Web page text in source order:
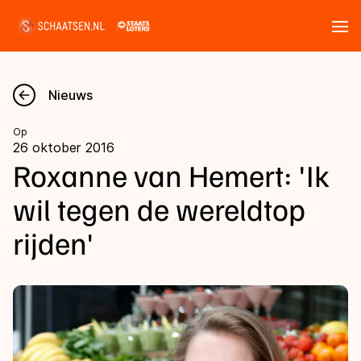
Nieuws
Kalender
Disciplines
Marathon
Inlineskaten
Uitslagen
Langebaan
Shorttrack
Marathon
Tijden & historie
Ranglijsten Langebaan
Nieuws
Op
26 oktober 2016
Roxanne van Hemert: 'Ik
wil tegen de wereldtop
rijden'